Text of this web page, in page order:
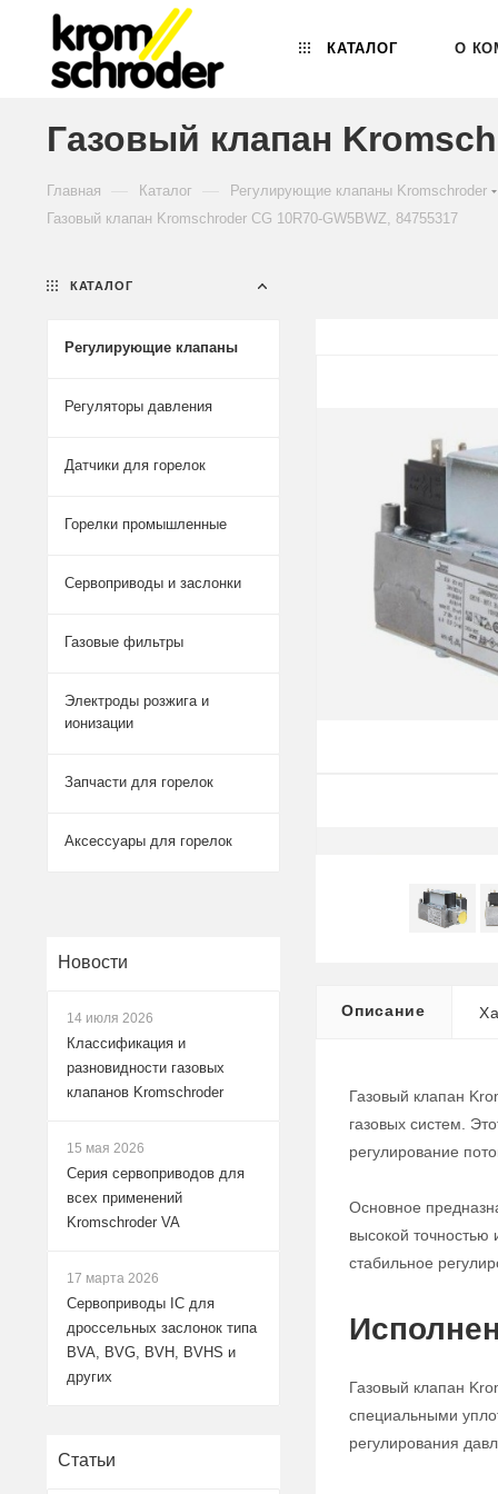
КАТАЛОГ О
Газовый клапан
Главная Каталог
Регулирующие клапаны Kromschroder
Газовый клапан Kromschroder CG 10R70-GW5BWZ, 84755317
Описание
Газовый клапан
газовых систем.
регулирование
Основное
высокой точностью
стабильное
Газовый клапан
специальными
регулирования
КАТАЛОГ
Регулирующие клапаны
Регуляторы давления
Датчики для горелок
Горелки промышленные
Сервоприводы и заслонки
Газовые фильтры
Электроды розжига и
ионизации
Запчасти для горелок
Аксессуары для горелок
Новости
14 июля 2026
Классификация и
разновидности газовых
клапанов Kromschroder
15 мая 2026
Серия сервоприводов для
всех применений
Kromschroder VA
17 марта 2026
Сервоприводы IC для
дроссельных заслонок типа
BVA, BVG, BVH, BVHS и
других
Статьи